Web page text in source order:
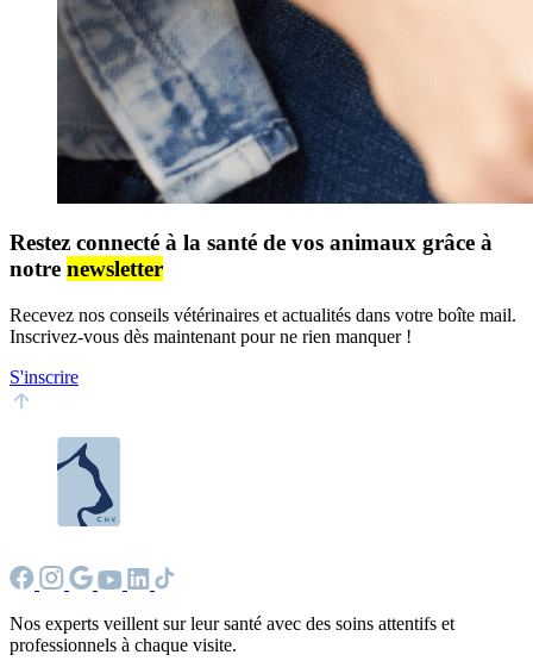
Restez connecté à la santé de vos animaux grâce à
notre newsletter
Recevez nos conseils vétérinaires et actualités dans votre boîte mail.
Inscrivez-vous dès maintenant pour ne rien manquer !
S'inscrire
Nos experts veillent sur leur santé avec des soins attentifs et
professionnels à chaque visite.